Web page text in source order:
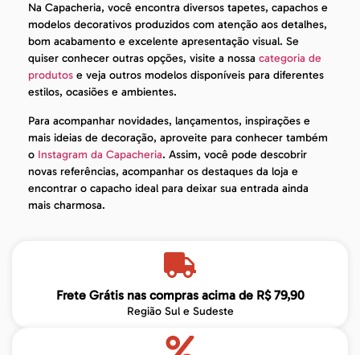
Na Capacheria, você encontra diversos tapetes, capachos e
modelos decorativos produzidos com atenção aos detalhes,
bom acabamento e excelente apresentação visual. Se
quiser conhecer outras opções, visite a nossa categoria de
produtos e veja outros modelos disponíveis para diferentes
estilos, ocasiões e ambientes.
Para acompanhar novidades, lançamentos, inspirações e
mais ideias de decoração, aproveite para conhecer também
o Instagram da Capacheria. Assim, você pode descobrir
novas referências, acompanhar os destaques da loja e
encontrar o capacho ideal para deixar sua entrada ainda
mais charmosa.
Frete Grátis nas compras acima de R$ 79,90
Região Sul e Sudeste